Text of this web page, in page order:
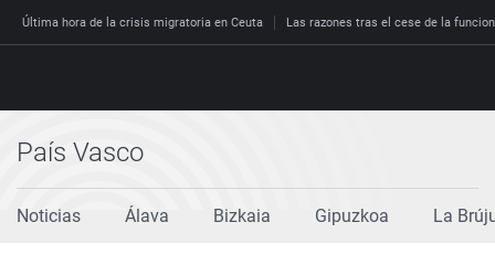
Última hora de la crisis migratoria en Ceuta Las razones tras el cese de la
Programas
País Vasco
Noticias Álava Bizkaia Gipuzkoa La